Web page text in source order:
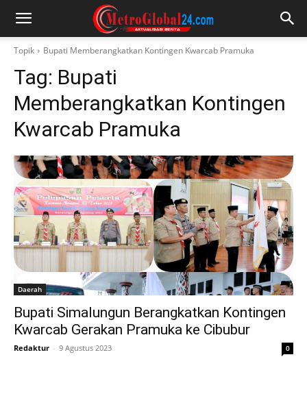
Topik Bupati Memberangkatkan Kontingen Kwarcab Pramuka
Tag: Bupati
Memberangkatkan Kontingen
Kwarcab Pramuka
Daerah
Bupati Simalungun Berangkatkan Kontingen
Kwarcab Gerakan Pramuka ke Cibubur
Redaktur - 9 Agustus 2023 0